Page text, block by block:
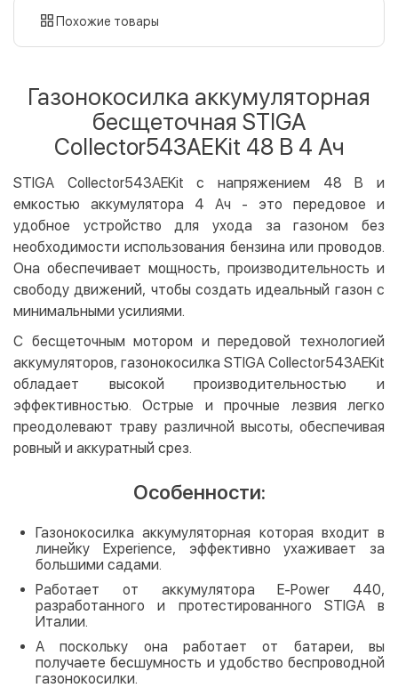
картой
LiqPay
Apple Pay
Google Pay
Безналичный расчет
Оплата на карту юр.лица
Оплата на счет юр.лица
Бесплатно
Кредит
Покупка частями (Монобанк)
Похожие товары
Газонокосилка аккумуляторная
бесщеточная STIGA
Collector543AEKit 48 В 4 Ач
STIGA Collector543AEKit с напряжением 48 В и
емкостью аккумулятора 4 Ач - это передовое и
удобное устройство для ухода за газоном без
необходимости использования бензина или проводов.
Она обеспечивает мощность, производительность и
свободу движений, чтобы создать идеальный газон с
минимальными усилиями.
С бесщеточным мотором и передовой технологией
аккумуляторов, газонокосилка STIGA Collector543AEKit
обладает высокой производительностью и
эффективностью. Острые и прочные лезвия легко
преодолевают траву различной высоты, обеспечивая
ровный и аккуратный срез.
Особенности:
Газонокосилка аккумуляторная которая входит в
линейку Experience, эффективно ухаживает за
большими садами.
Работает от аккумулятора E-Power 440,
разработанного и протестированного STIGA в
Италии.
А поскольку она работает от батареи, вы
получаете бесшумность и удобство беспроводной
газонокосилки.